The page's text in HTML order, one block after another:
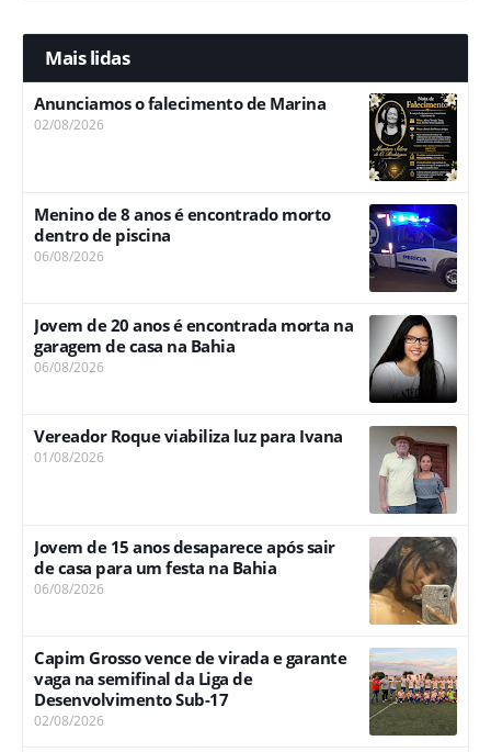
Mais lidas
Anunciamos o falecimento de Marina
02/08/2026
Menino de 8 anos é encontrado morto
dentro de piscina
06/08/2026
Jovem de 20 anos é encontrada morta na
garagem de casa na Bahia
06/08/2026
Vereador Roque viabiliza luz para Ivana
01/08/2026
Jovem de 15 anos desaparece após sair
de casa para um festa na Bahia
06/08/2026
Capim Grosso vence de virada e garante
vaga na semifinal da Liga de
Desenvolvimento Sub-17
02/08/2026